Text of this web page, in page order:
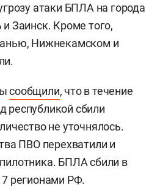
атаки БПЛА на города
Заинск. Кроме того,
Нижнекамском и
сообщили, что в течение
республикой сбили
не уточнялось.
ПВО перехватили и
БПЛА сбили в
регионами РФ.